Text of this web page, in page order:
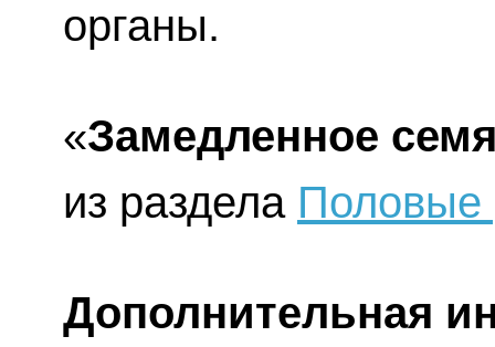
органы.
«Замедленное
из раздела Половые
Дополнительная